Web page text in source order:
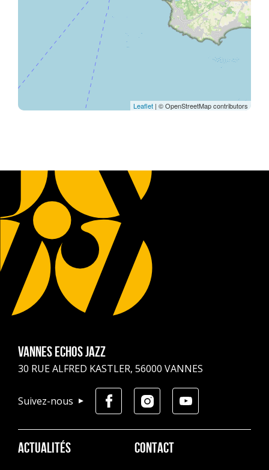
Leaflet | © OpenStreetMap contributors
Vannes Echos Jazz
30 RUE ALFRED KASTLER, 56000 VANNES
Suivez-nous
Pied
de
ACTUALITÉS CONTACT